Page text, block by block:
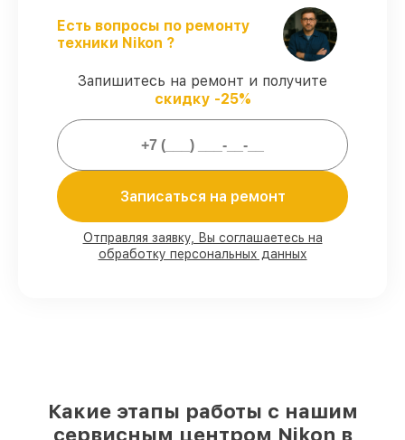
обучение и ежегодную аттестацию, что
подтверждает их уровень мастерства.
Точное соблюдение сроков
–
гарантируем завершение работ без
задержек.
Подтвержденная гарантия
работы по восстановлению проводятся с
официальной гарантией.
Мы гарантируем:
80%работ в вашем присутствии
90%комплектующих для объективов на
немедленном начале работ
Есть вопросы по ремонту
техники Nikon ?
Запишитесь на ремонт и получите
скидку -25%
Записаться на ремонт
Отправляя заявку, Вы соглашаетесь на
обработку персональных данных
Какие этапы работы с нашим
сервисным центром Nikon в